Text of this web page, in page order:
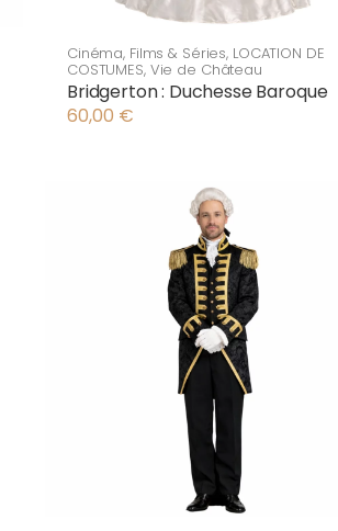
Cinéma, Films & Séries, LOCATION DE
COSTUMES, Vie de Château
Bridgerton : Duchesse Baroque
60,00 €